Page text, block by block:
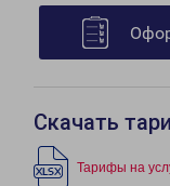
Скачать
Тарифы на